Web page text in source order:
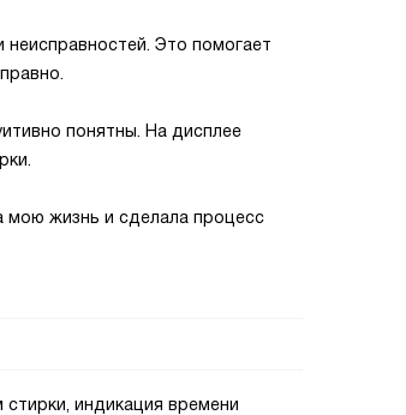
Это помогает
понятны. На дисплее
мою жизнь и сделала процесс
индикация времени